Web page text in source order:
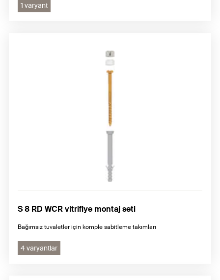
1 varyant
S 8 RD WCR vitrifiye montaj seti
Bağımsız tuvaletler için komple sabitleme takımları
4 varyantlar